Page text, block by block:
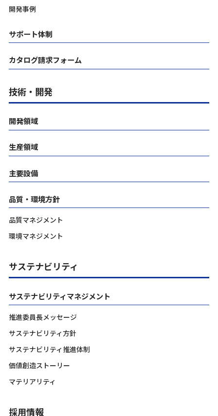
開発事例
サポート体制
カタログ請求フォーム
技術・開発
開発領域
生産領域
主要設備
品質・環境方針
品質マネジメント
環境マネジメント
サステナビリティ
サステナビリティマネジメント
推進委員長メッセージ
サステナビリティ方針
サステナビリティ推進体制
価値創造ストーリー
マテリアリティ
採用情報